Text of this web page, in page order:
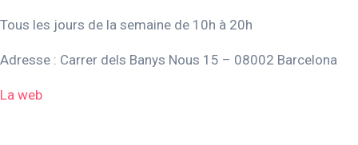
Tous les jours de la semaine de 10h à 20h
Adresse : Carrer dels Banys Nous 15 – 08002 Barcelona
La web